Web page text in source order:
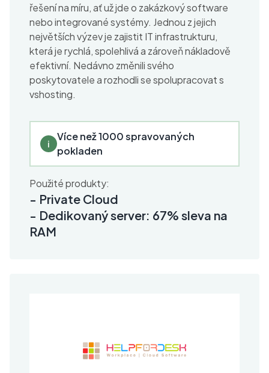
řešení na míru, ať už jde o zakázkový software
nebo integrované systémy. Jednou z jejich
největších výzev je zajistit IT infrastrukturu,
která je rychlá, spolehlivá a zároveň nákladově
efektivní. Nedávno změnili svého
poskytovatele a rozhodli se spolupracovat s
vshosting.
i
Více než 1000 spravovaných
pokladen
Použité produkty:
- Private Cloud
- Dedikovaný server: 67% sleva na
RAM